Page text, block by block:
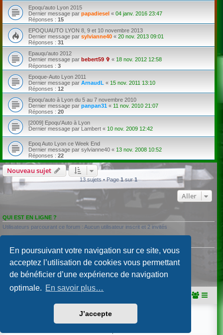
En poursuivant votre navigation sur ce site, vous
acceptez l’utilisation de cookies vous permettant
de bénéficier d’une expérience de navigation
optimale. En savoir plus…
J’accepte
Epoqu'auto Lyon 2015
Dernier message par papadiesel « 04 janv. 2016 23:47
Réponses : 15
EPOQUAUTO LYON 8, 9 et 10 novembre 2013
Dernier message par sylvianne40 « 20 nov. 2013 09:01
Réponses : 31
Epauqu'auto 2012
Dernier message par bebert59 ✞ « 18 nov. 2012 12:58
Réponses : 3
Epoque-Auto Lyon 2011
Dernier message par ArnaudL « 15 nov. 2011 13:10
Réponses : 12
Epoqu'auto à Lyon du 5 au 7 novembre 2010
Dernier message par panpan31 « 11 nov. 2010 21:07
Réponses : 20
[2009] Epoqu'Auto à Lyon
Dernier message par Lambert « 10 nov. 2009 12:42
Epoq Auto Lyon ce Week End
Dernier message par sylvianne40 « 13 nov. 2008 10:52
Réponses : 22
Nouveau sujet
13 sujets • Page1sur1
Aller
QUI EST EN LIGNE ?
Utilisateurs parcourant ce forum : Aucun utilisateur inscrit et 2 invités
Vousne pouvez paspublier de nouveaux sujets dans ce forum
Vousne pouvez pasrépondre aux sujets dans ce forum
Vousne pouvez pasmodifier vos messages dans ce forum
Vousne pouvez passupprimer vos messages dans ce forum
transférer de pièces jointes dans ce forum
phpBB® Forum Software © phpBB Limited
©Qiaeru